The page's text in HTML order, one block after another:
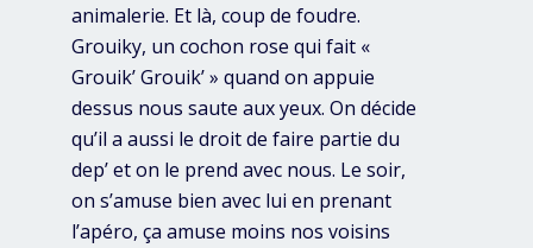
animalerie. Et là, coup de foudre.
Grouiky, un cochon rose qui fait «
Grouik’ Grouik’ » quand on appuie
dessus nous saute aux yeux. On décide
qu’il a aussi le droit de faire partie du
dep’ et on le prend avec nous. Le soir,
on s’amuse bien avec lui en prenant
l’apéro, ça amuse moins nos voisins